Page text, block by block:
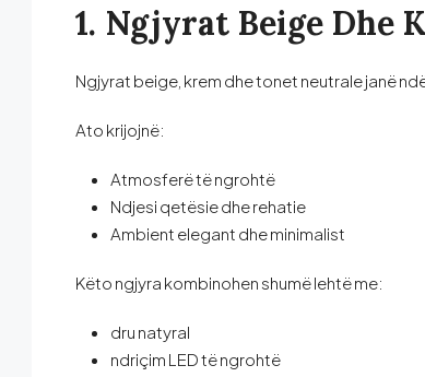
1. Ngjyrat Beige Dhe
Ngjyrat beige, krem dhe tonet neutrale janë
Ato krijojnë:
Atmosferë të ngrohtë
Ndjesi qetësie dhe rehatie
Ambient elegant dhe minimalist
Këto ngjyra kombinohen shumë lehtë me:
dru natyral
ndriçim LED të ngrohtë